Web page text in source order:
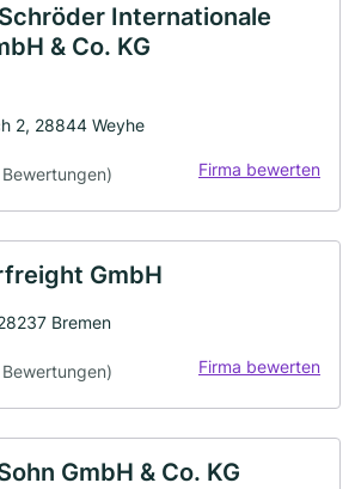
Internationale
& Co. KG
2, 28844 Weyhe
Firma bewerten
GmbH
Bremen
Firma bewerten
GmbH & Co. KG